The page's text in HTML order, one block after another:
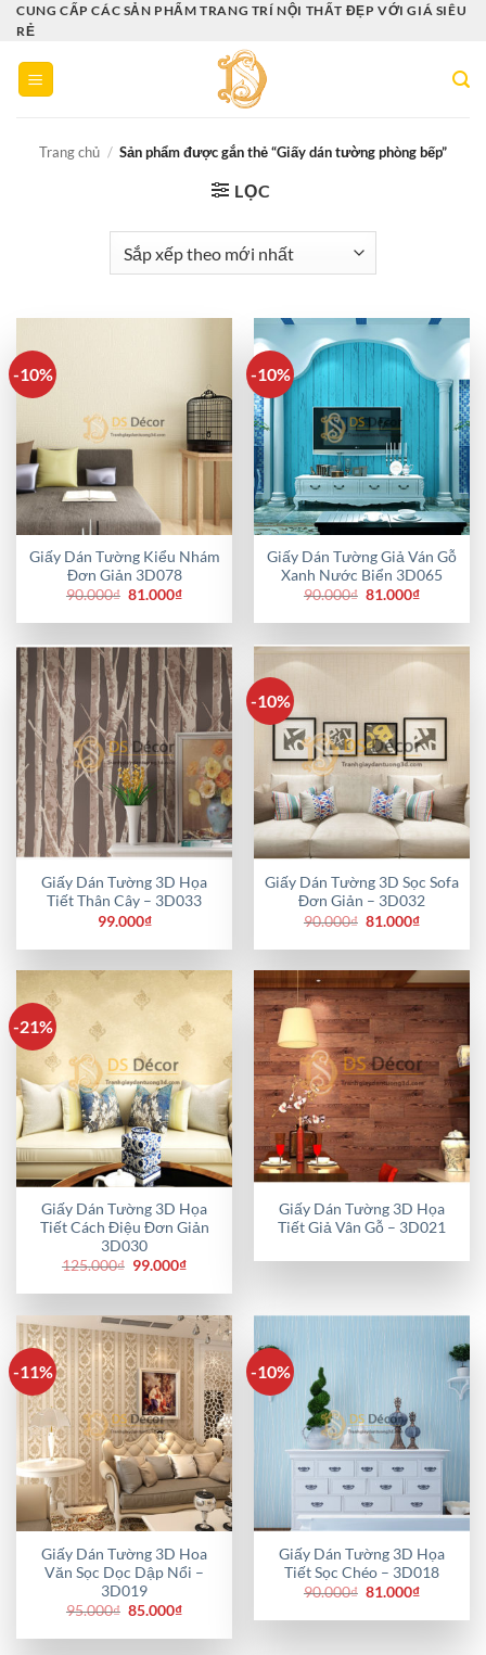
Bỏ
qua
nội
dung
CUNG CẤP CÁC SẢN PHẨM TRANG TRÍ NỘI THẤT ĐẸP VỚI GIÁ SIÊU
RẺ
Trang chủ / Sản phẩm được gắn thẻ “Giấy dán tường phòng bếp”
LỌC
-10%
Giấy Dán Tường Kiểu Nhám
Đơn Giản 3D078
90.000₫ Giá
là:
81.000₫Giá
tại
81.000₫.
-10%
Giấy Dán Tường Giả Ván Gỗ
Xanh Nước Biển 3D065
90.000₫ Giá
là:
81.000₫Giá
tại
81.000₫.
Giấy Dán Tường 3D Họa
Tiết Thân Cây – 3D033
99.000₫
-10%
Giấy Dán Tường 3D Sọc Sofa
Đơn Giản – 3D032
90.000₫ Giá
là:
81.000₫Giá
tại
-21%
Giấy Dán Tường 3D Họa
Tiết Cách Điệu Đơn Giản
3D030
125.000₫ Giá
là:
99.000₫Giá
tại
99.000₫.
Giấy Dán Tường 3D Họa
Tiết Giả Vân Gỗ – 3D021
-11%
Giấy Dán Tường 3D Hoa
Văn Sọc Dọc Dập Nổi –
3D019
95.000₫ Giá
là:
85.000₫Giá
tại
-10%
Giấy Dán Tường 3D Họa
Tiết Sọc Chéo – 3D018
90.000₫ Giá
là:
81.000₫Giá
tại